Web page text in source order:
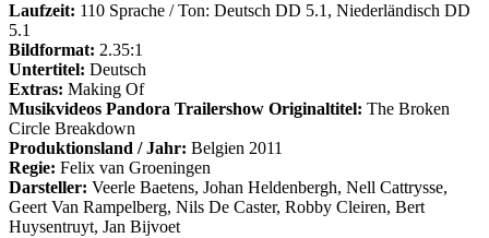
Laufzeit: 110 Sprache / Ton: Deutsch DD 5.1, Niederländisch DD
5.1
Bildformat: 2.35:1
Untertitel: Deutsch
Extras: Making Of
Musikvideos Pandora Trailershow Originaltitel: The Broken
Circle Breakdown
Produktionsland / Jahr: Belgien 2011
Regie: Felix van Groeningen
Darsteller: Veerle Baetens, Johan Heldenbergh, Nell Cattrysse,
Geert Van Rampelberg, Nils De Caster, Robby Cleiren, Bert
Huysentruyt, Jan Bijvoet